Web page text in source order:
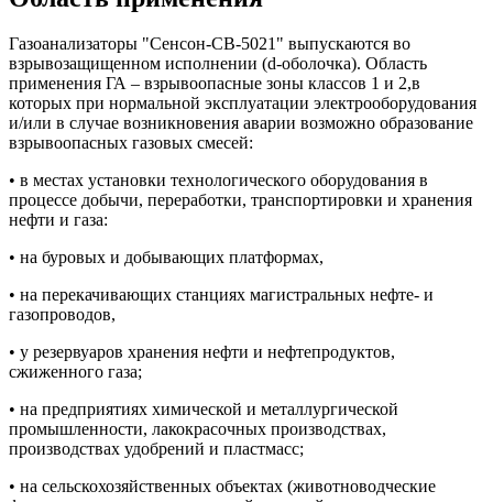
Газоанализаторы "Сенсон-СВ-5021" выпускаются во
взрывозащищенном исполнении (d-оболочка). Область
применения ГА – взрывоопасные зоны классов 1 и 2,в
которых при нормальной эксплуатации электрооборудования
и/или в случае возникновения аварии возможно образование
взрывоопасных газовых смесей:
• в местах установки технологического оборудования в
процессе добычи, переработки, транспортировки и хранения
нефти и газа:
• на буровых и добывающих платформах,
• на перекачивающих станциях магистральных нефте- и
газопроводов,
• у резервуаров хранения нефти и нефтепродуктов,
сжиженного газа;
• на предприятиях химической и металлургической
промышленности, лакокрасочных производствах,
производствах удобрений и пластмасс;
• на сельскохозяйственных объектах (животноводческие